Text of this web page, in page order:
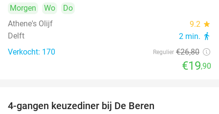
Morgen Wo
Do
Athene's Olijf
9.2 star
Delft 2 min. directions_walk
Verkocht: 170 Regulier €26,80
€19,90
4-gangen keuzediner bij De Beren